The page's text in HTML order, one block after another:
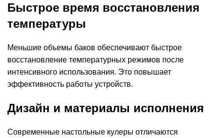
Быстрое время восстановления
температуры
Меньшие объемы баков обеспечивают быстрое
восстановление температурных режимов после
интенсивного использования. Это повышает
эффективность работы устройств.
Дизайн и материалы исполнения
Современные настольные кулеры отличаются